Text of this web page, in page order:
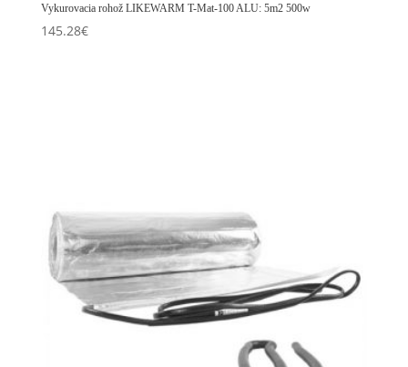
Vykurovacia rohož LIKEWARM T-Mat-100 ALU: 5m2 500w
145.28€